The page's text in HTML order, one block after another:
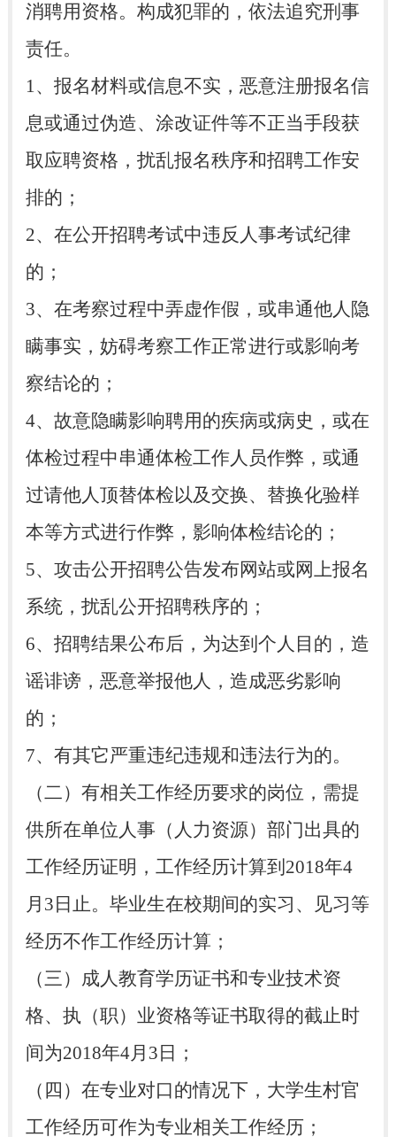
消聘用资格。构成犯罪的，依法追究刑事
责任。
1、报名材料或信息不实，恶意注册报名信
息或通过伪造、涂改证件等不正当手段获
取应聘资格，扰乱报名秩序和招聘工作安
排的；
2、在公开招聘考试中违反人事考试纪律
的；
3、在考察过程中弄虚作假，或串通他人隐
瞒事实，妨碍考察工作正常进行或影响考
察结论的；
4、故意隐瞒影响聘用的疾病或病史，或在
体检过程中串通体检工作人员作弊，或通
过请他人顶替体检以及交换、替换化验样
本等方式进行作弊，影响体检结论的；
5、攻击公开招聘公告发布网站或网上报名
系统，扰乱公开招聘秩序的；
6、招聘结果公布后，为达到个人目的，造
谣诽谤，恶意举报他人，造成恶劣影响
的；
7、有其它严重违纪违规和违法行为的。
（二）有相关工作经历要求的岗位，需提
供所在单位人事（人力资源）部门出具的
工作经历证明，工作经历计算到2018年4
月3日止。毕业生在校期间的实习、见习等
经历不作工作经历计算；
（三）成人教育学历证书和专业技术资
格、执（职）业资格等证书取得的截止时
间为2018年4月3日；
（四）在专业对口的情况下，大学生村官
工作经历可作为专业相关工作经历；